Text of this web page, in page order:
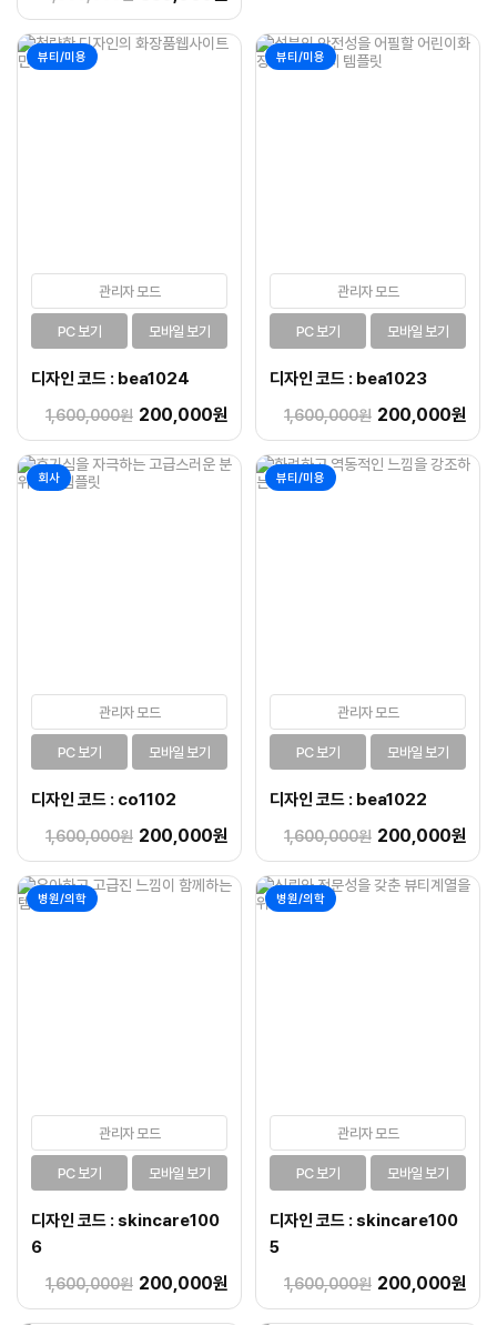
뷰티/미용
관리자 모드
PC 보기 모바일 보기
디자인 코드 : bea1024
1,600,000원 200,000원
뷰티/미용
관리자 모드
PC 보기 모바일 보기
디자인 코드 : bea1023
1,600,000원 200,000원
회사
관리자 모드
PC 보기 모바일 보기
디자인 코드 : co1102
1,600,000원 200,000원
뷰티/미용
관리자 모드
PC 보기 모바일 보기
디자인 코드 : bea1022
1,600,000원 200,000원
병원/의학
관리자 모드
PC 보기 모바일 보기
디자인 코드 : skincare100
6
1,600,000원 200,000원
병원/의학
관리자 모드
PC 보기 모바일 보기
디자인 코드 : skincare100
5
1,600,000원 200,000원